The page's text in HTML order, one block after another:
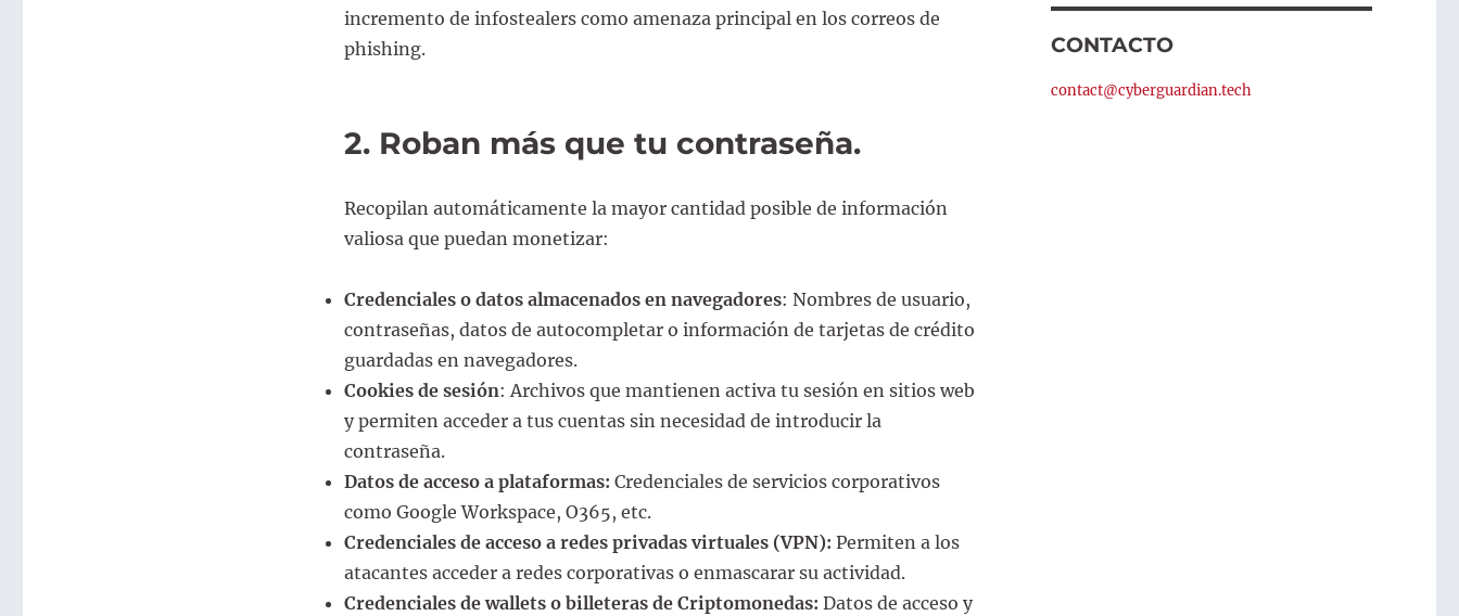
incremento de infostealers como amenaza principal en los correos de
phishing.
2. Roban más que tu contraseña.
Recopilan automáticamente la mayor cantidad posible de información
valiosa que puedan monetizar:
Credenciales o datos almacenados en navegadores: Nombres de usuario,
contraseñas, datos de autocompletar o información de tarjetas de crédito
guardadas en navegadores.
Cookies de sesión: Archivos que mantienen activa tu sesión en sitios web
y permiten acceder a tus cuentas sin necesidad de introducir la
contraseña.
Datos de acceso a plataformas: Credenciales de servicios corporativos
como Google Workspace, O365, etc.
Credenciales de acceso a redes privadas virtuales (VPN): Permiten a los
atacantes acceder a redes corporativas o enmascarar su actividad.
Credenciales de wallets o billeteras de Criptomonedas: Datos de acceso y
CONTACTO
contact@cyberguardian.tech